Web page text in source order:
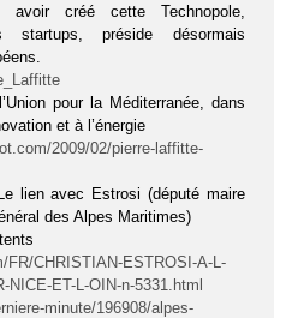
créé cette Technopole,
startups, préside désormais
pour la Méditerranée, dans
et à l’énergie
2009/02/pierre-laffitte-
lien avec Estrosi (député maire
des Alpes Maritimes)
FR/CHRISTIAN-ESTROSI-A-L-
NICE-ET-L-OIN-n-5331.html
minute/196908/alpes-